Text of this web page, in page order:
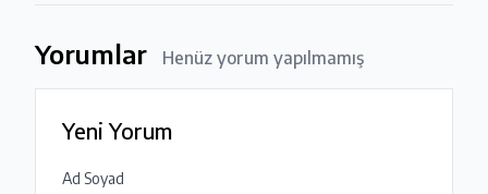
Yorumlar Henüz yorum yapılmamış
Yeni Yorum
Ad Soyad